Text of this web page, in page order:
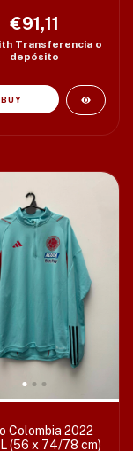
€91,11
Transferencia o
depósito
Colombia 2022
(56 x 74/78 cm)